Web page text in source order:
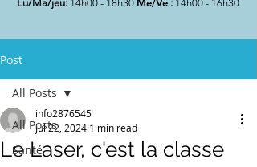
Lu/Ma/jeu: 14h00 - 18h30 : 14h00 - 16h30
Post
All Posts
Santé
All Posts
Le Laser, c'est la classe
info2876545
Jul 22, 2024 1 min read